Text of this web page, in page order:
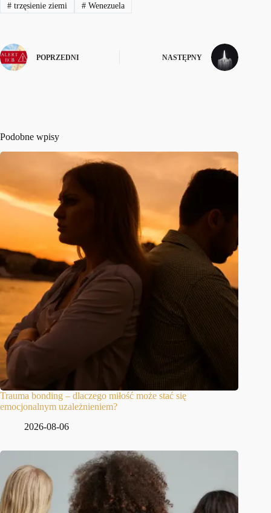
#trzęsienie ziemi #Wenezuela
POPRZEDNI NASTĘPNY
Podobne wpisy
Trauma bonding – dlaczego miłość może stać się
emocjonalnym uzależnieniem?
2026-08-06